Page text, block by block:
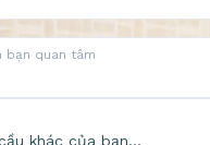
bạn quan tâm